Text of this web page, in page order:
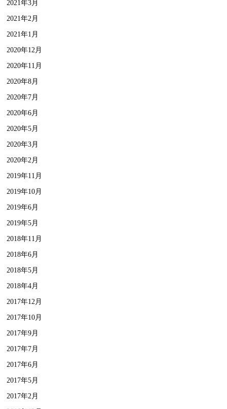
2021年3月
2021年2月
2021年1月
2020年12月
2020年11月
2020年8月
2020年7月
2020年6月
2020年5月
2020年3月
2020年2月
2019年11月
2019年10月
2019年6月
2019年5月
2018年11月
2018年6月
2018年5月
2018年4月
2017年12月
2017年10月
2017年9月
2017年7月
2017年6月
2017年5月
2017年2月